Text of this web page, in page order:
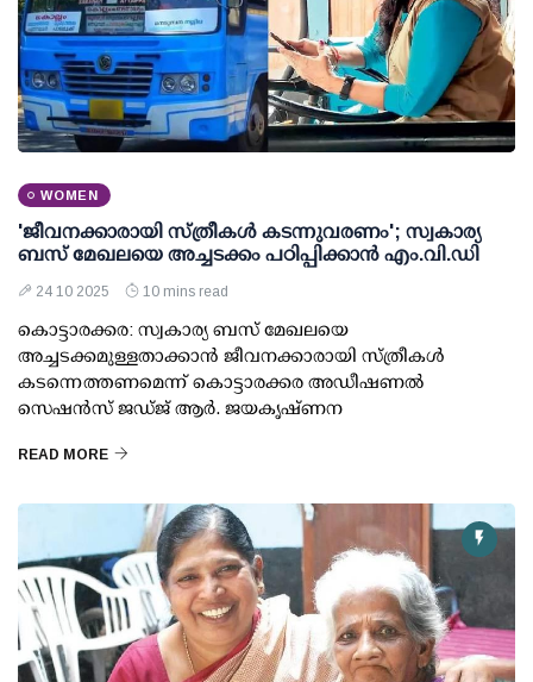
WOMEN
'ജീവനക്കാരായി സ്ത്രീകള്‍ കടന്നുവരണം'; സ്വകാര്യ
ബസ് മേഖലയെ അച്ചടക്കം പഠിപ്പിക്കാന്‍ എം.വി.ഡി
24 10 2025 10 mins read
കൊട്ടാരക്കര: സ്വകാര്യ ബസ് മേഖലയെ
അച്ചടക്കമുള്ളതാക്കാന്‍ ജീവനക്കാരായി സ്ത്രീകള്‍
കടന്നെത്തണമെന്ന് കൊട്ടാരക്കര അഡീഷണല്‍
സെഷന്‍സ് ജഡ്ജ് ആര്‍. ജയകൃഷ്ണന
READ MORE